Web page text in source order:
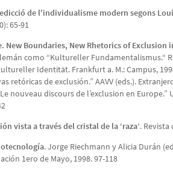
de l'individualisme modern segons
65-91
New Boundaries, New Rhetorics of Exclusion
como “Kultureller Fundamentalis­mus.“
Identität. Frankfurt a. M.: Campus,
retóricas de exclusión.” AAVV (eds.).
nouveau discours de l’exclusion en Europe.”
vista a través del cristal de la ‘raza’. Revista
. Jorge Riechmann y Alicia Durán
1ero de Mayo, 1998. 97-118